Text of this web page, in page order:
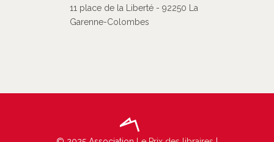
11 place de la Liberté - 92250 La
Garenne-Colombes